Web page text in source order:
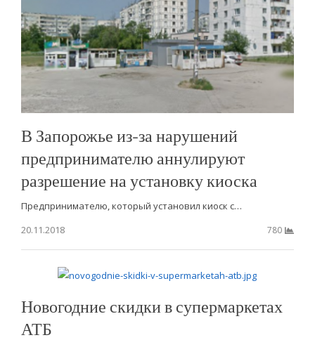
В Запорожье из-за нарушений
предпринимателю аннулируют
разрешение на установку киоска
Предпринимателю, который установил киоск с…
20.11.2018
780
Новогодние скидки в супермаркетах
АТБ